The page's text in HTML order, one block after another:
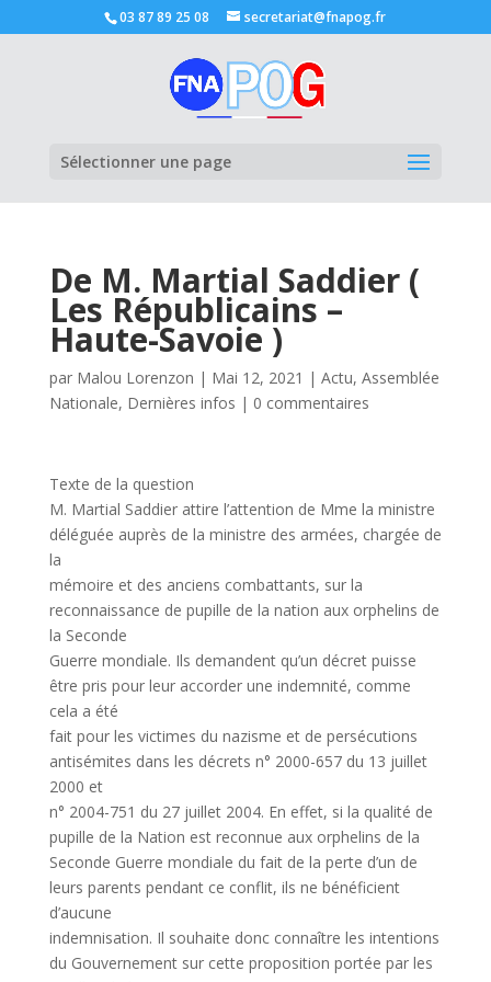
03 87 89 25 08 secretariat@fnapog.fr
Sélectionner une page
De M. Martial Saddier (
Les Républicains –
Haute-Savoie )
par Malou Lorenzon | Mai 12, 2021 | Actu, Assemblée
Nationale, Dernières infos | 0 commentaires
Texte de la question
M. Martial Saddier attire l’attention de Mme la ministre
déléguée auprès de la ministre des armées, chargée de
la
mémoire et des anciens combattants, sur la
reconnaissance de pupille de la nation aux orphelins de
la Seconde
Guerre mondiale. Ils demandent qu’un décret puisse
être pris pour leur accorder une indemnité, comme
cela a été
fait pour les victimes du nazisme et de persécutions
antisémites dans les décrets n° 2000-657 du 13 juillet
2000 et
n° 2004-751 du 27 juillet 2004. En effet, si la qualité de
pupille de la Nation est reconnue aux orphelins de la
Seconde Guerre mondiale du fait de la perte d’un de
leurs parents pendant ce conflit, ils ne bénéficient
d’aucune
indemnisation. Il souhaite donc connaître les intentions
du Gouvernement sur cette proposition portée par les